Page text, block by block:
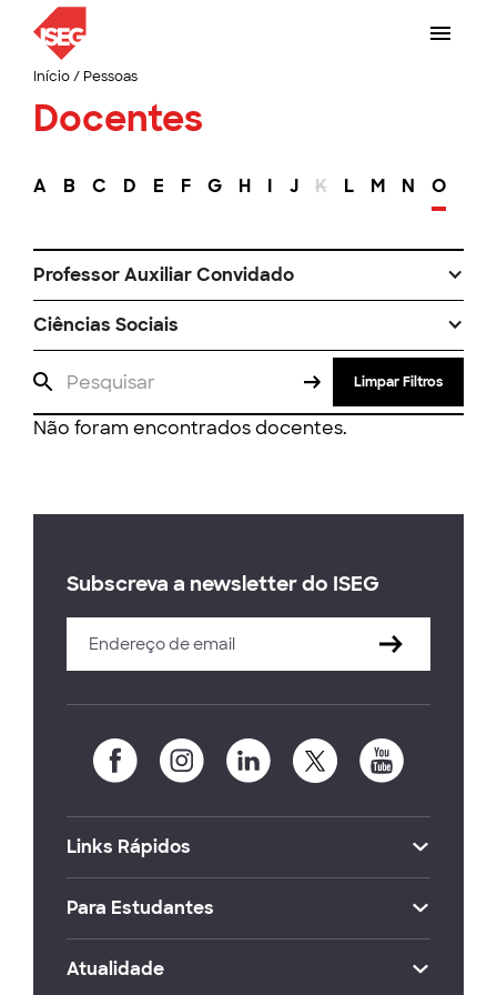
Início/ Pessoas
Docentes
A B C D E F G H I J K L M N O
Professor Auxiliar Convidado
Ciências Sociais
Limpar Filtros
Não foram encontrados docentes.
Subscreva a newsletter do ISEG
Links Rápidos
Para Estudantes
Atualidade